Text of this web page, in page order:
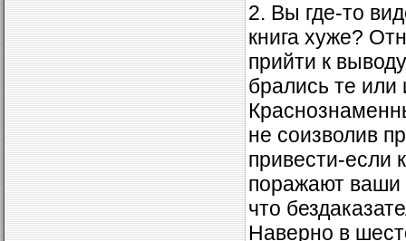
2. Вы где-то
книга хуже?
прийти к
брались те
не соизволив
привести-если
поражают
что
Наверно в